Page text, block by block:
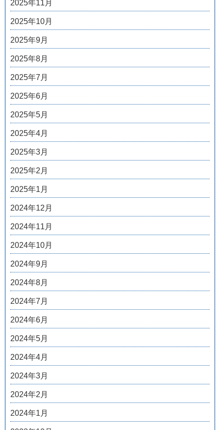
2025年11月
2025年10月
2025年9月
2025年8月
2025年7月
2025年6月
2025年5月
2025年4月
2025年3月
2025年2月
2025年1月
2024年12月
2024年11月
2024年10月
2024年9月
2024年8月
2024年7月
2024年6月
2024年5月
2024年4月
2024年3月
2024年2月
2024年1月